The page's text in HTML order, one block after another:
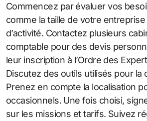
Commencez par évaluer vos
comme la taille de votre
d’activité. Contactez plusieurs
comptable pour des devis
leur inscription à l’Ordre des
Discutez des outils utilisés pour la
Prenez en compte la localisation
occasionnels. Une fois choisi,
sur les missions et tarifs. Suivez